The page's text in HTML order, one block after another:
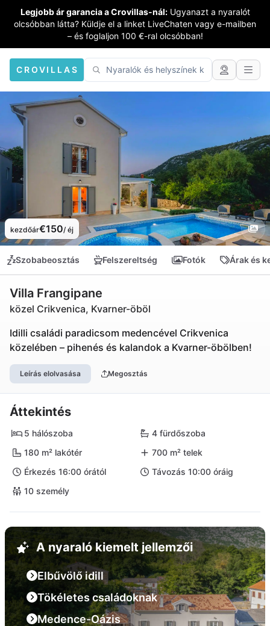
Legjobb ár garancia a Crovillas-nál: Ugyanazt a nyaralót
olcsóbban látta? Küldje el a linket LiveChaten vagy e-mailben
– és foglaljon 100 €-ral olcsóbban!
CROVILLAS
kezdőár€150/ éj
Szobabeosztás Felszereltség Fotók Árak és
Villa Frangipane
közel Crikvenica, Kvarner-öböl
Idilli családi paradicsom medencével Crikvenica
közelében – pihenés és kalandok a Kvarner-öbölben!
Leírás elolvasása Megosztás
Áttekintés
5 hálószoba
4 fürdőszoba
180 m² lakótér
700 m² telek
Érkezés 16:00 órától
Távozás 10:00 óráig
10 személy
A nyaraló kiemelt jellemzői
Elbűvölő idill
Tökéletes családoknak
Medence-Oázis